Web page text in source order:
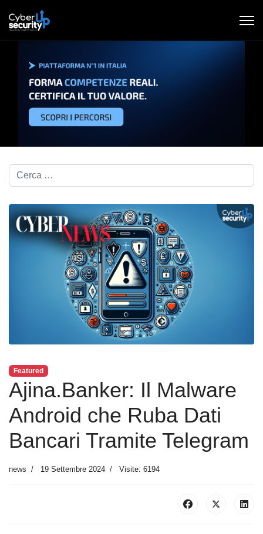
Cerca nel blog...
Featured
Ajina.Banker: Il Malware
Android che Ruba Dati
Bancari Tramite Telegram
news 19 Settembre 2024 Visite: 6194